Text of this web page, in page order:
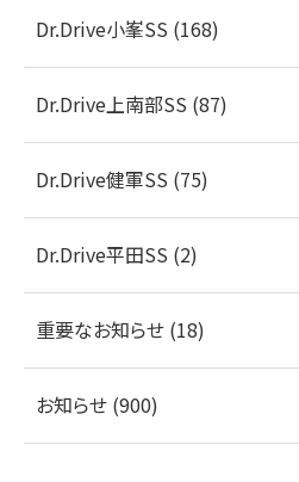
Dr.Drive小峯SS (168)
Dr.Drive上南部SS (87)
Dr.Drive健軍SS (75)
Dr.Drive平田SS (2)
重要なお知らせ (18)
お知らせ (900)